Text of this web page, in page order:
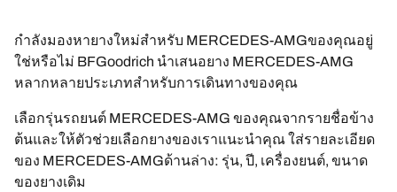
กำลังมองหายางใหม่สำหรับ MERCEDES-AMGของคุณอยู่
ใช่หรือไม่ BFGoodrich นำเสนอยาง MERCEDES-AMG
หลากหลายประเภทสำหรับการเดินทางของคุณ
เลือกรุ่นรถยนต์ MERCEDES-AMG ของคุณจากรายชื่อข้าง
ต้นและให้ตัวช่วยเลือกยางของเราแนะนำคุณ ใส่รายละเอียด
ของ MERCEDES-AMGด้านล่าง: รุ่น, ปี, เครื่องยนต์, ขนาด
ของยางเดิม